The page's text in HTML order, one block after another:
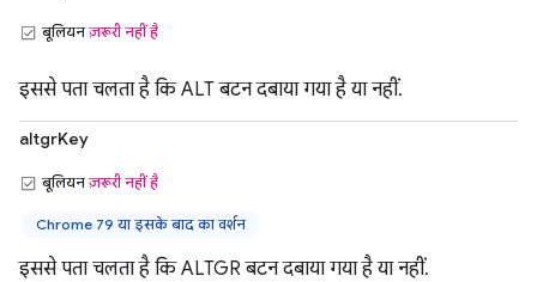
बूलियनज़रूरी नहीं है
इससे पता चलता है कि ALT बटन दबाया गया है या नहीं.
altgrKey
बूलियनज़रूरी नहीं है
Chrome 79 या इसके बाद का वर्शन
इससे पता चलता है कि ALTGR बटन दबाया गया है या नहीं.